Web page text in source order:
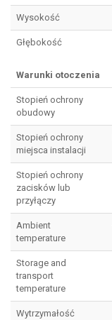
Wysokość
Głębokość
Warunki otoczenia
Stopień ochrony
obudowy
Stopień ochrony
miejsca instalacji
Stopień ochrony
zacisków lub
przyłączy
Ambient
temperature
Storage and
transport
temperature
Wytrzymałość